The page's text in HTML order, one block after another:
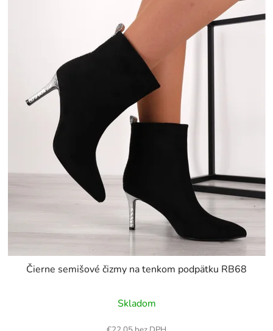
Čierne semišové čizmy na tenkom podpätku RB68
Skladom